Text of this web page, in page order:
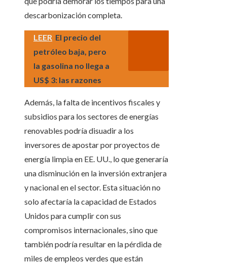
descarbonización completa.
LEER El precio del
petróleo baja, pero
la gasolina no llega a
US$ 3: las razones
Además, la falta de incentivos fiscales y
subsidios para los sectores de energías
renovables podría disuadir a los
inversores de apostar por proyectos de
energía limpia en EE. UU., lo que generaría
una disminución en la inversión extranjera
y nacional en el sector. Esta situación no
solo afectaría la capacidad de Estados
Unidos para cumplir con sus
compromisos internacionales, sino que
también podría resultar en la pérdida de
miles de empleos verdes que están